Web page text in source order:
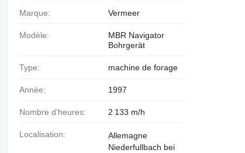
Marque: Vermeer
Modèle:
MBR Navigator
Bohrgerät
Type: machine de forage
Année: 1997
Nombre d'heures: 2 133 m/h
Localisation:
Allemagne
Niederfullbach bei